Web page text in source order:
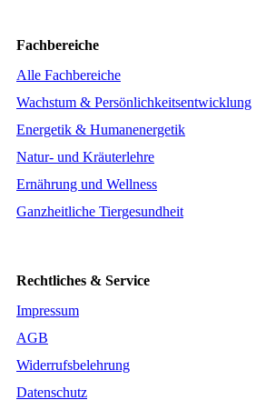
Fachbereiche
Alle Fachbereiche
Wachstum & Persönlichkeitsentwicklung
Energetik & Humanenergetik
Natur- und Kräuterlehre
Ernährung und Wellness
Ganzheitliche Tiergesundheit
Rechtliches & Service
Impressum
AGB
Widerrufsbelehrung
Datenschutz